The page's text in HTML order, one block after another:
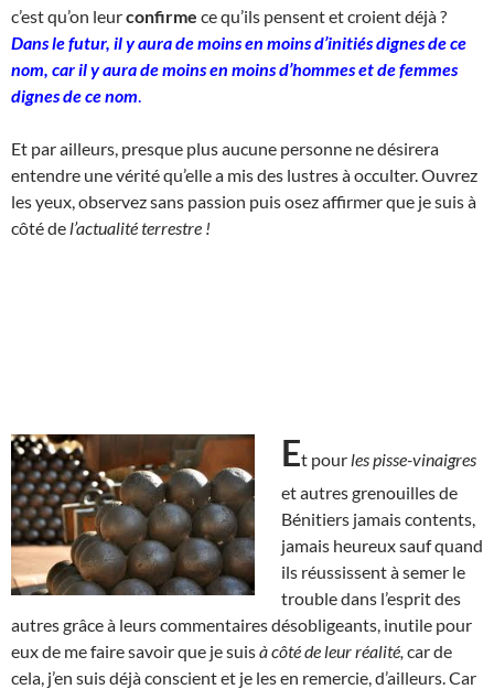
c’est qu’on leurconfirme ce qu’ils pensent et croient déjà ?
Dans le futur, il y aura de moins en moins d’initiés dignes de ce
nom, car il y aura de moins en moins d’hommes et de femmes
dignes de ce nom
Et par ailleurs, presque plus aucune personne ne désirera
entendre une vérité qu’elle a mis des lustres à occulter. Ouvrez
les yeux, observez sans passion puis osez affirmer que je suis à
côté de l’actualité terrestre !
Et pour les pisse-vinaigres
et autres grenouilles de
Bénitiers jamais contents,
jamais heureux sauf quand
ils réussissent à semer le
trouble dans l’esprit des
autres grâce à leurs commentaires désobligeants, inutile pour
eux de me faire savoir que je suisà côté de leur réalité, car de
cela, j’en suis déjà conscient et je les en remercie, d’ailleurs. Car